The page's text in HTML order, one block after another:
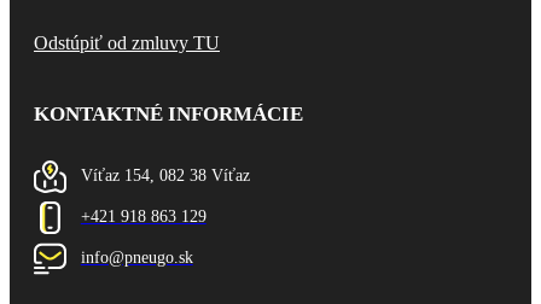
Odstúpiť od zmluvy TU
KONTAKTNÉ INFORMÁCIE
Víťaz 154, 082 38 Víťaz
+421 918 863 129
info@pneugo.sk